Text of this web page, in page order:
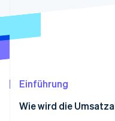
Einführung
Wie wird die